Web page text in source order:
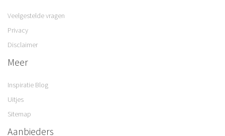
Veelgestelde vragen
Privacy
Disclaimer
Meer
Inspiratie Blog
Uitjes
Sitemap
Aanbieders